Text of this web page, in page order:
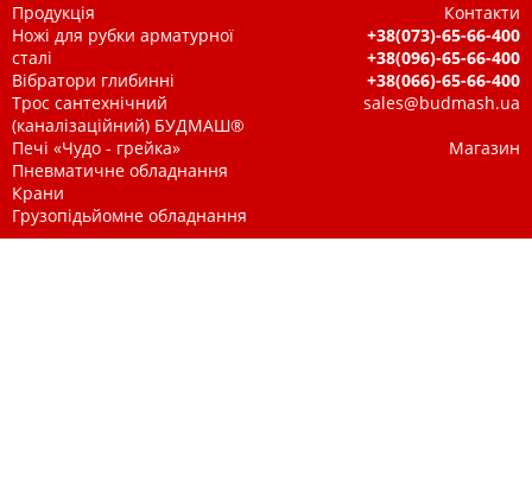
Продукція
Ножі для рубки арматурної
сталі
Вібратори глибинні
Трос сантехнічний
(каналізаційний) БУДМАШ®
Печі «Чудо - грейка»
Пневматичне обладнання
Крани
Грузопідьйомне обладнання
Контакти
+38(073)-65-66-400
+38(096)-65-66-400
+38(066)-65-66-400
sales@budmash.ua
Магазин